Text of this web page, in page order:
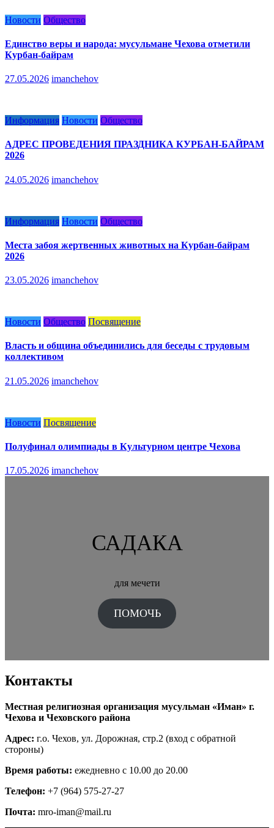
Новости Общество
Единство веры и народа: мусульмане Чехова отметили
Курбан-байрам
27.05.2026 imanchehov
Информация Новости Общество
АДРЕС ПРОВЕДЕНИЯ ПРАЗДНИКА КУРБАН-БАЙРАМ
2026
24.05.2026 imanchehov
Информация Новости Общество
Места забоя жертвенных животных на Курбан-байрам
2026
23.05.2026 imanchehov
Новости Общество Посвящение
Власть и община объединились для беседы с трудовым
коллективом
21.05.2026 imanchehov
Новости Посвящение
Полуфинал олимпиады в Культурном центре Чехова
17.05.2026 imanchehov
САДАКА
для мечети
ПОМОЧЬ
Контакты
Местная религиозная организация мусульман «Иман» г.
Чехова и Чеховского района
Адрес: г.о. Чехов, ул. Дорожная, стр.2 (вход с обратной
стороны)
Время работы: ежедневно с 10.00 до 20.00
Телефон: +7 (964) 575-27-27
Почта: mro-iman@mail.ru